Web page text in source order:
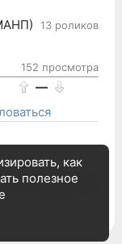
13 роликов
152 просмотра
—
как
полезное